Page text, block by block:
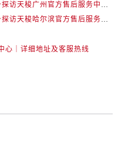
亲身探访天梭广州官方售后服务中心｜官方电话和维修地址（2026年7月最新）
亲身探访天梭哈尔滨官方售后服务中心｜全新地址电话一览（2026年7月最新）
心｜详细地址及客服热线